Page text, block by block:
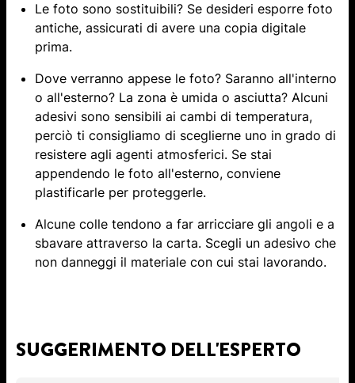
Le foto sono sostituibili? Se desideri esporre foto
antiche, assicurati di avere una copia digitale
prima.
Dove verranno appese le foto? Saranno all'interno
o all'esterno? La zona è umida o asciutta? Alcuni
adesivi sono sensibili ai cambi di temperatura,
perciò ti consigliamo di sceglierne uno in grado di
resistere agli agenti atmosferici. Se stai
appendendo le foto all'esterno, conviene
plastificarle per proteggerle.
Alcune colle tendono a far arricciare gli angoli e a
sbavare attraverso la carta. Scegli un adesivo che
non danneggi il materiale con cui stai lavorando.
SUGGERIMENTO DELL'ESPERTO